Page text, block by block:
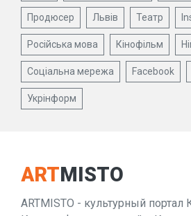
Продюсер Львів Театр
Російська мова Кінофільм
Соціальна мережа Facebook
Укрінформ
ARTMISTO
ARTMISTO - культурный портал